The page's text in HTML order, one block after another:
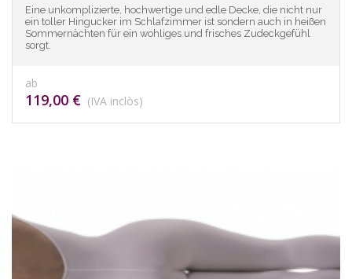
Eine unkomplizierte, hochwertige und edle Decke, die nicht nur
ein toller Hingucker im Schlafzimmer ist sondern auch in heißen
Sommernächten für ein wohliges und frisches Zudeckgefühl
sorgt.
ab
119,00 € (IVA inclòs)